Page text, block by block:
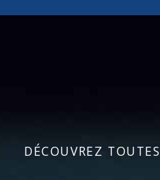
DÉCOUVREZ